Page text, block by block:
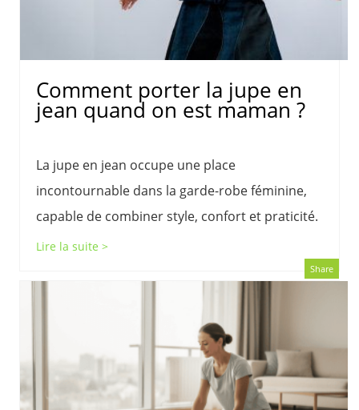
Comment porter la jupe en
jean quand on est maman ?
La jupe en jean occupe une place
incontournable dans la garde-robe féminine,
capable de combiner style, confort et praticité.
Lire la suite >
Share